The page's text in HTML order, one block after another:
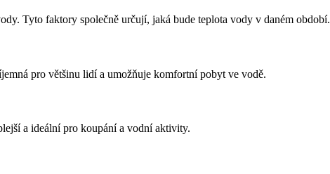
Tyto faktory společně určují, jaká bude teplota vody v daném období.
pro většinu lidí a umožňuje komfortní pobyt ve vodě.
a ideální pro koupání a vodní aktivity.